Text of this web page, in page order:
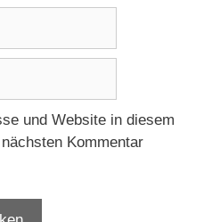
und Website in diesem
Kommentar